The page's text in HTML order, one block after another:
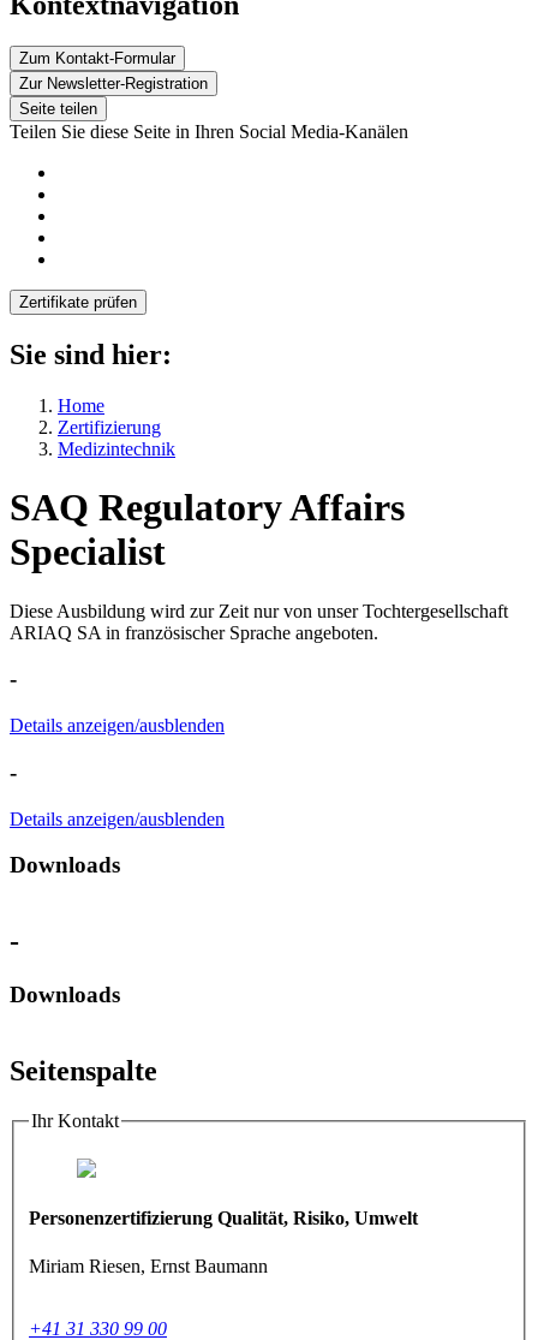
Zum Kontakt-Formular
Zur Newsletter-Registration
Seite teilen
Teilen Sie diese Seite in Ihren Social Media-Kanälen
Zertifikate prüfen
Sie sind hier:
Home
Zertifizierung
Medizintechnik
SAQ Regulatory Affairs
Specialist
Diese Ausbildung wird zur Zeit nur von unser Tochtergesellschaft
ARIAQ SA in französischer Sprache angeboten.
-
Details anzeigen/ausblenden
-
Details anzeigen/ausblenden
Downloads
-
Downloads
Seitenspalte
Ihr Kontakt
Personenzertifizierung Qualität, Risiko, Umwelt
Miriam Riesen, Ernst Baumann
+41 31 330 99 00